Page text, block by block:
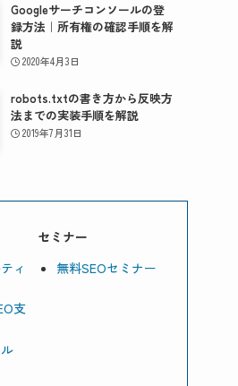
Googleサーチコンソールの登
録方法｜所有権の確認手順を解
説
2020年4月3日
robots.txtの書き方から反映方
法までの実装手順を解説
2019年7月31日
ィ
支
セミナー
無料SEOセミナー